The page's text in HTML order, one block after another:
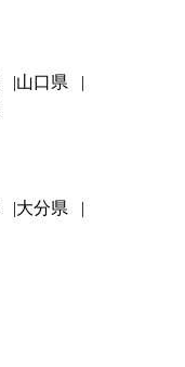
山口県
大分県